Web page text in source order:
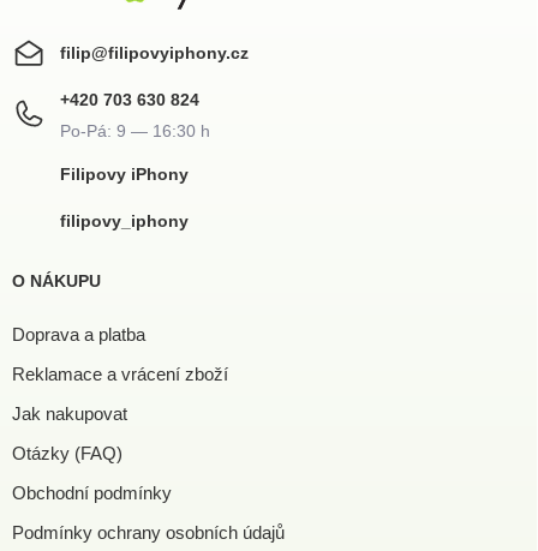
filip@filipovyiphony.cz
+420 703 630 824
Filipovy iPhony
filipovy_iphony
O NÁKUPU
Doprava a platba
Reklamace a vrácení zboží
Jak nakupovat
Otázky (FAQ)
Obchodní podmínky
Podmínky ochrany osobních údajů